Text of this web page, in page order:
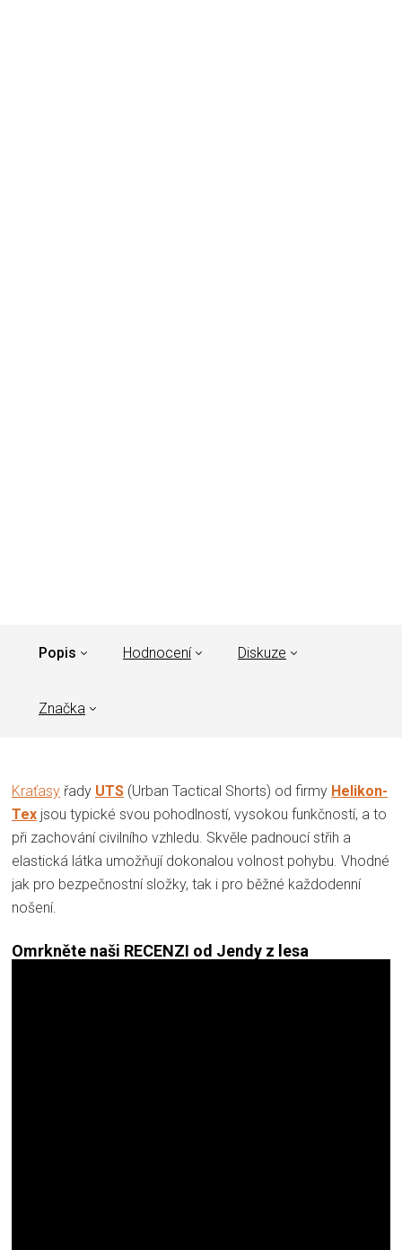
Popis Hodnocení Diskuze
Značka
Kraťasy řady UTS (Urban Tactical Shorts) od firmy Helikon-
Tex jsou typické svou pohodlností, vysokou funkčností, a to
při zachování civilního vzhledu. Skvěle padnoucí střih a
elastická látka umožňují dokonalou volnost pohybu. Vhodné
jak pro bezpečnostní složky, tak i pro běžné každodenní
nošení.
Omrkněte naši RECENZI od Jendy z lesa